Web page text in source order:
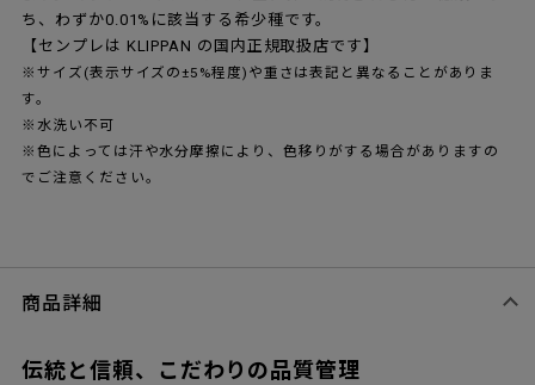
ち、わずか0.01%に該当する希少種です。
【センプレは KLIPPAN の国内正規取扱店です】
※サイズ(表示サイズの±5%程度)や重さは表記と異なることがありま
す。
※水洗い不可
※色によっては汗や水分摩擦により、色移りがする場合がありますの
でご注意ください。
商品詳細
伝統と信頼、こだわりの品質管理